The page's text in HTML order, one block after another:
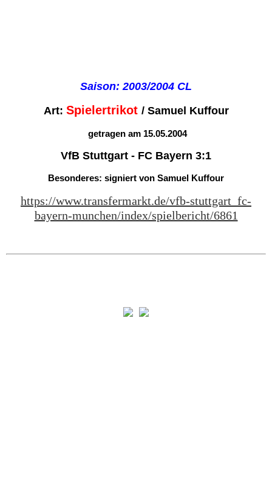
Saison: 2003/2004 CL
Art: Spielertrikot / Samuel Kuffour
getragen am 15.05.2004
VfB Stuttgart - FC Bayern 3:1
Besonderes: signiert von Samuel Kuffour
https://www.transfermarkt.de/vfb-stuttgart_fc-
bayern-munchen/index/spielbericht/6861